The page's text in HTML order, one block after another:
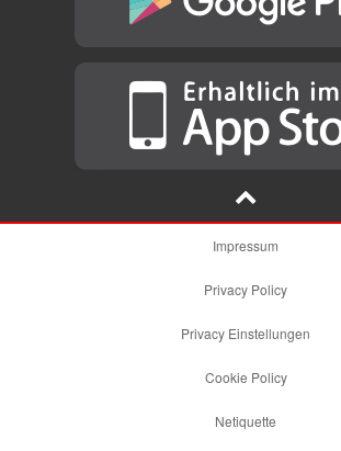
Impressum
Privacy Policy
Privacy Einstellungen
Cookie Policy
Netiquette